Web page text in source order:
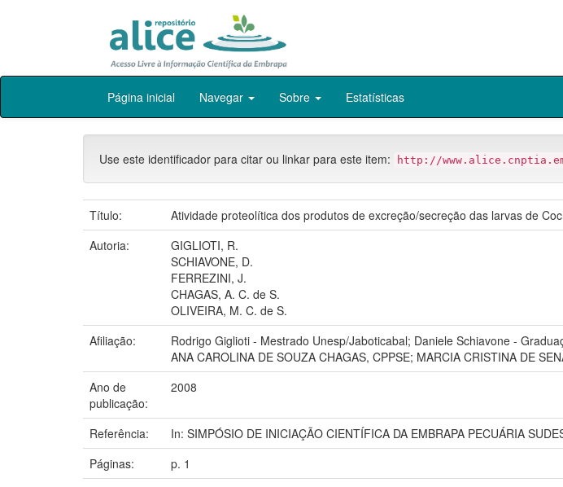
Skip
Página inicial Navegar Sobre Estatísticas
Use este identificador para citar ou linkar para este item: http://
Título:
Atividade proteolítica dos produtos de excreção/secreção das larvas de
Autoria:
GIGLIOTI, R.
SCHIAVONE, D.
FERREZINI, J.
CHAGAS, A. C. de S.
OLIVEIRA, M. C. de S.
Afiliação:
Rodrigo Giglioti - Mestrado Unesp/Jaboticabal; Daniele Schiavone -
ANA CAROLINA DE SOUZA CHAGAS, CPPSE; MARCIA CRISTINA DE
Ano de
publicação:
2008
Referência:
In: SIMPÓSIO DE INICIAÇÃO CIENTÍFICA DA EMBRAPA PECUÁRIA
Páginas:
p. 1